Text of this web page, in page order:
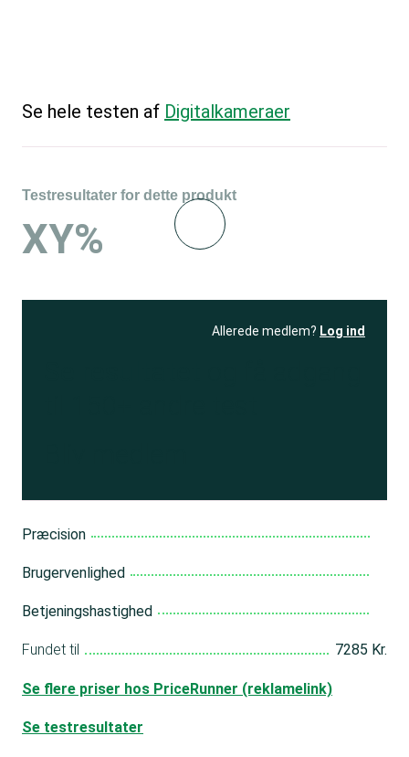
Se hele testen af Digitalkameraer
Testresultater for dette produkt
XY%
Allerede medlem? Log ind
Præcision
Brugervenlighed
Betjeningshastighed
Fundet til 7285 Kr.
Se flere priser hos PriceRunner (reklamelink)
Se testresultater